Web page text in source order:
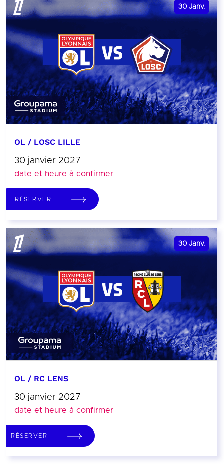
30 Janv.
OL / LOSC LILLE
30 janvier 2027
date et heure à confirmer
RÉSERVER
30 Janv.
OL / RC LENS
30 janvier 2027
date et heure à confirmer
RÉSERVER